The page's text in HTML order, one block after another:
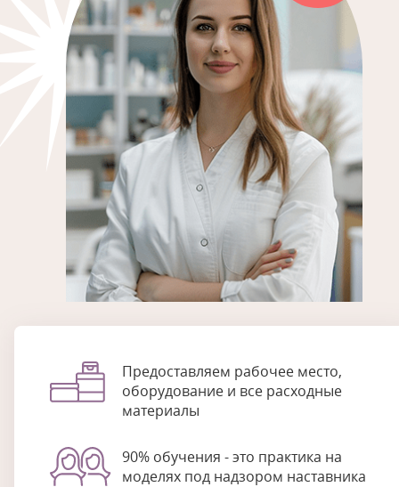
Предоставляем рабочее место,
оборудование и все расходные
материалы
90% обучения - это практика на
моделях под надзором наставника